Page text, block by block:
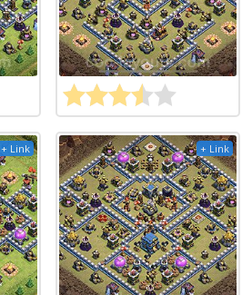
+ Link + Link